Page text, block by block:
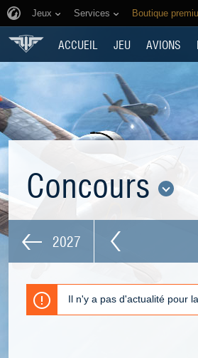
Jeux Services Boutique
ACCUEIL JEU AVIONS
Concours
2027
Il n'y a pas d'actualité pour